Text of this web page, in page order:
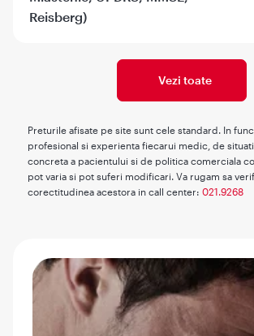
Reisberg)
Vezi toate
Preturile afisate pe site sunt cele standard. In
profesional si experienta fiecarui medic, de
concreta a pacientului si de politica comerciala
pot varia si pot suferi modificari. Va rugam sa
corectitudinea acestora in call center: 021.9268